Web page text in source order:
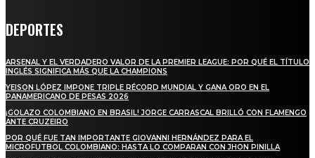
DEPORTES
ARSENAL Y EL VERDADERO VALOR DE LA PREMIER LEAGUE: POR QUÉ EL TÍTULO
INGLÉS SIGNIFICA MÁS QUE LA CHAMPIONS
YEISON LÓPEZ IMPONE TRIPLE RÉCORD MUNDIAL Y GANA ORO EN EL
PANAMERICANO DE PESAS 2026
¡GOLAZO COLOMBIANO EN BRASIL! JORGE CARRASCAL BRILLÓ CON FLAMENGO
ANTE CRUZEIRO
POR QUÉ FUE TAN IMPORTANTE GIOVANNI HERNÁNDEZ PARA EL
MICROFUTBOL COLOMBIANO: HASTA LO COMPARAN CON JHON PINILLA